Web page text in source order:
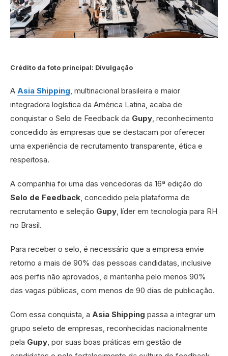
Crédito da foto principal: Divulgação
A Asia Shipping , multinacional brasileira e maior
integradora logística da América Latina, acaba de
conquistar o Selo de Feedback da Gupy , reconhecimento
concedido às empresas que se destacam por oferecer
uma experiência de recrutamento transparente, ética e
respeitosa.
A companhia foi uma das vencedoras da 16ª edição do
Selo de Feedback , concedido pela plataforma de
recrutamento e seleção Gupy , líder em tecnologia para RH
no Brasil.
Para receber o selo, é necessário que a empresa envie
retorno a mais de 90% das pessoas candidatas, inclusive
aos perfis não aprovados, e mantenha pelo menos 90%
das vagas públicas, com menos de 90 dias de publicação.
Com essa conquista, a Asia Shipping passa a integrar um
grupo seleto de empresas, reconhecidas nacionalmente
pela Gupy , por suas boas práticas em gestão de